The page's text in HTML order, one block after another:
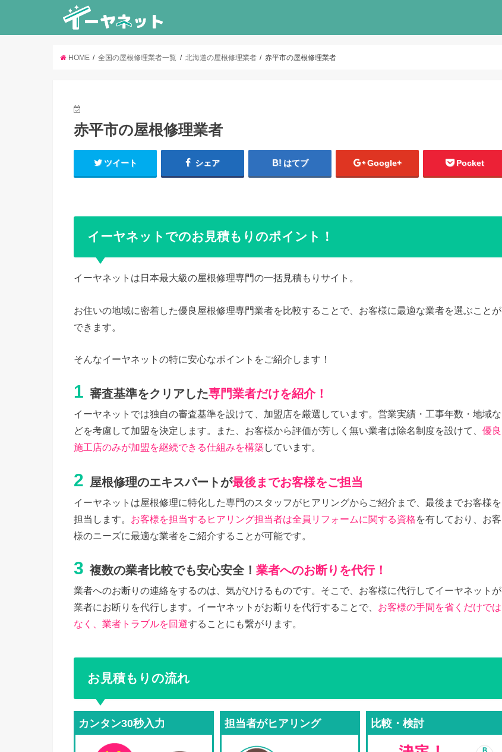
HOME 全国の屋根修理業者一覧 北海道の屋根修理業者 赤平市の屋根修理業者
赤平市の屋根修理業者
ツイート シェア はてブ Google+ Pocket
イーヤネットでのお見積もりのポイント！
イーヤネットは日本最大級の屋根修理専門の一括見積もりサイト。
お住いの地域に密着した優良屋根修理専門業者を比較することで、お客様に最適な業者を選ぶことが
できます。
そんなイーヤネットの特に安心なポイントをご紹介します！
1 審査基準をクリアした専門業者だけを紹介！
イーヤネットでは独自の審査基準を設けて、加盟店を厳選しています。営業実績・工事年数・地域な
どを考慮して加盟を決定します。また、お客様から評価が芳しく無い業者は除名制度を設けて、 優良
施工店のみが加盟を継続できる仕組みを構築しています。
2 屋根修理のエキスパートが最後までお客様をご担当
イーヤネットは屋根修理に特化した専門のスタッフがヒアリングからご紹介まで、最後までお客様を
担当します。 お客様を担当するヒアリング担当者は全員リフォームに関する資格を有しており、お客
様のニーズに最適な業者をご紹介することが可能です。
3 複数の業者比較でも安心安全！ 業者へのお断りを代行！
業者へのお断りの連絡をするのは、気がひけるものです。そこで、お客様に代行してイーヤネットが
業者にお断りを代行します。イーヤネットがお断りを代行することで、 お客様の手間を省くだけでは
なく、業者トラブルを回避することにも繋がります。
お見積もりの流れ
カンタン30秒入力 担当者がヒアリング 比較・検討